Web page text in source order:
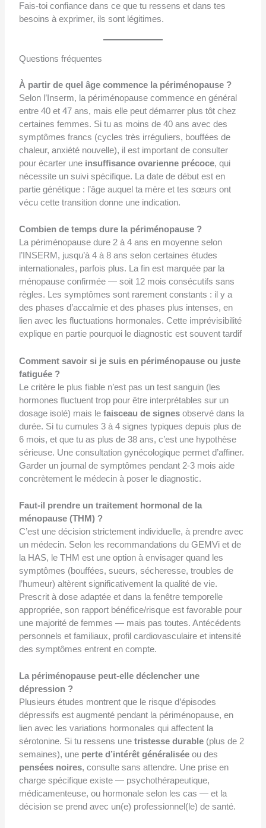
Fais-toi confiance dans ce que tu ressens et dans tes
besoins à exprimer, ils sont légitimes.
Questions fréquentes
À partir de quel âge commence la périménopause ?
Selon l’Inserm, la périménopause commence en général
entre 40 et 47 ans, mais elle peut démarrer plus tôt chez
certaines femmes. Si tu as moins de 40 ans avec des
symptômes francs (cycles très irréguliers, bouffées de
chaleur, anxiété nouvelle), il est important de consulter
pour écarter une insuffisance ovarienne précoce, qui
nécessite un suivi spécifique. La date de début est en
partie génétique : l’âge auquel ta mère et tes sœurs ont
vécu cette transition donne une indication.
Combien de temps dure la périménopause ?
La périménopause dure 2 à 4 ans en moyenne selon
l’INSERM, jusqu’à 4 à 8 ans selon certaines études
internationales, parfois plus. La fin est marquée par la
ménopause confirmée — soit 12 mois consécutifs sans
règles. Les symptômes sont rarement constants : il y a
des phases d’accalmie et des phases plus intenses, en
lien avec les fluctuations hormonales. Cette imprévisibilité
explique en partie pourquoi le diagnostic est souvent tardif
Comment savoir si je suis en périménopause ou juste
fatiguée ?
Le critère le plus fiable n’est pas un test sanguin (les
hormones fluctuent trop pour être interprétables sur un
dosage isolé) mais le faisceau de signesobservé dans la
durée. Si tu cumules 3 à 4 signes typiques depuis plus de
6 mois, et que tu as plus de 38 ans, c’est une hypothèse
sérieuse. Une consultation gynécologique permet d’affiner.
Garder un journal de symptômes pendant 2-3 mois aide
concrètement le médecin à poser le diagnostic.
Faut-il prendre un traitement hormonal de la
ménopause (THM) ?
C’est une décision strictement individuelle, à prendre avec
un médecin. Selon les recommandations du GEMVi et de
la HAS, le THM est une option à envisager quand les
symptômes (bouffées, sueurs, sécheresse, troubles de
l’humeur) altèrent significativement la qualité de vie.
Prescrit à dose adaptée et dans la fenêtre temporelle
appropriée, son rapport bénéfice/risque est favorable pour
une majorité de femmes — mais pas toutes. Antécédents
personnels et familiaux, profil cardiovasculaire et intensité
des symptômes entrent en compte.
La périménopause peut-elle déclencher une
dépression ?
Plusieurs études montrent que le risque d’épisodes
dépressifs est augmenté pendant la périménopause, en
lien avec les variations hormonales qui affectent la
sérotonine. Si tu ressens une tristesse durable(plus de 2
semaines), une perte d’intérêt généraliséeou des
pensées noires, consulte sans attendre. Une prise en
charge spécifique existe — psychothérapeutique,
médicamenteuse, ou hormonale selon les cas — et la
décision se prend avec un(e) professionnel(le) de santé.